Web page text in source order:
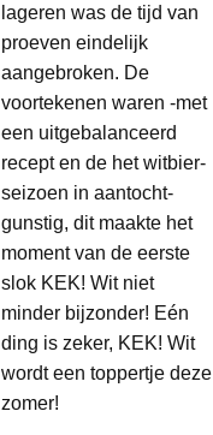
lageren was de tijd van
proeven eindelijk
aangebroken. De
voortekenen waren -met
een uitgebalanceerd
recept en de het witbier-
seizoen in aantocht-
gunstig, dit maakte het
moment van de eerste
slok KEK! Wit niet
minder bijzonder! Eén
ding is zeker, KEK! Wit
wordt een toppertje deze
zomer!